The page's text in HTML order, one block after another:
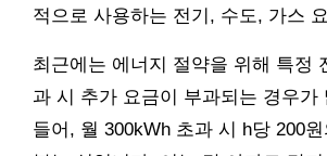
적으로 사용하는 전기, 수도, 가스
최근에는 에너지 절약을 위해 특정
과 시 추가 요금이 부과되는 경우가
들어, 월 300kWh 초과 시 h당 200